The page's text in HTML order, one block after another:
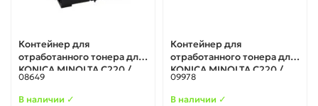
Контейнер для
отработанного тонера для
KONICA MINOLTA C220 /
C280 / C360 (A162WY1)
original
08649
В наличии ✓
Контейнер для
отработанного тонера для
KONICA MINOLTA C220 /
C280 / C360 (A162WY1)
09978
В наличии ✓